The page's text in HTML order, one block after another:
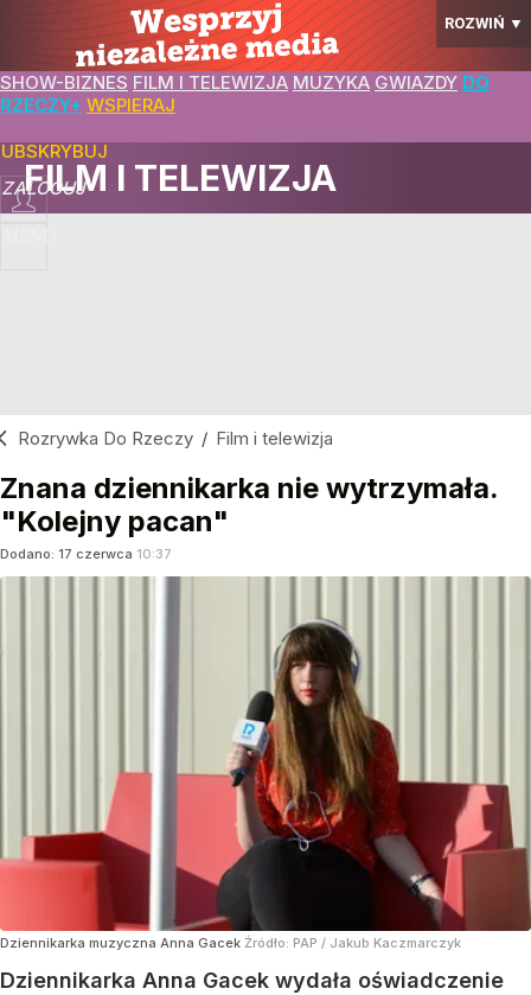
ROZWIŃ ▼
SHOW-BIZNES FILM I TELEWIZJA MUZYKA GWIAZDY DO
RZECZY+ WSPIERAJ
ZALOGUJ
FILM I TELEWIZJA
Rozrywka Do Rzeczy / Film i telewizja
Znana dziennikarka nie wytrzymała.
"Kolejny pacan"
Dodano: 17 czerwca 10:37
Dziennikarka muzyczna Anna Gacek Źródło: PAP / Jakub Kaczmarczyk
Dziennikarka Anna Gacek wydała oświadczenie